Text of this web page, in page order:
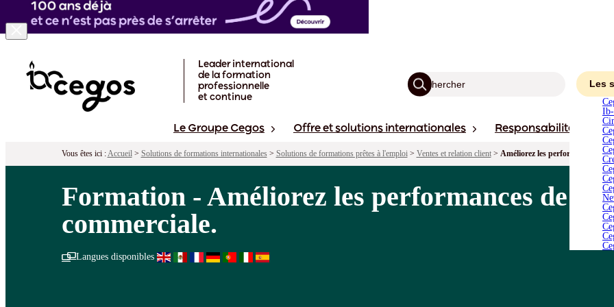
Leader international
de la formation
professionnelle
et continue
Les
Le Groupe Cegos Offre et solutions internationales Responsabilité
Vous êtes ici :Accueil> Solutions de formations internationales> Solutions de formations prêtes à l'emploi> Ventes et relation client> Améliorez les performances de
Formation - Améliorez les performances de
commerciale.
Langues disponibles